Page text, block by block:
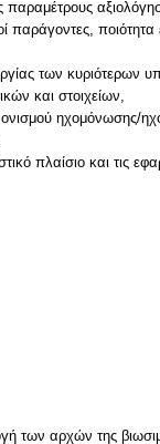
παραμέτρους
παράγοντες,
των κυριότερων
και στοιχείων,
ηχομόνωσης/
πλαίσιο και τις
των αρχών της